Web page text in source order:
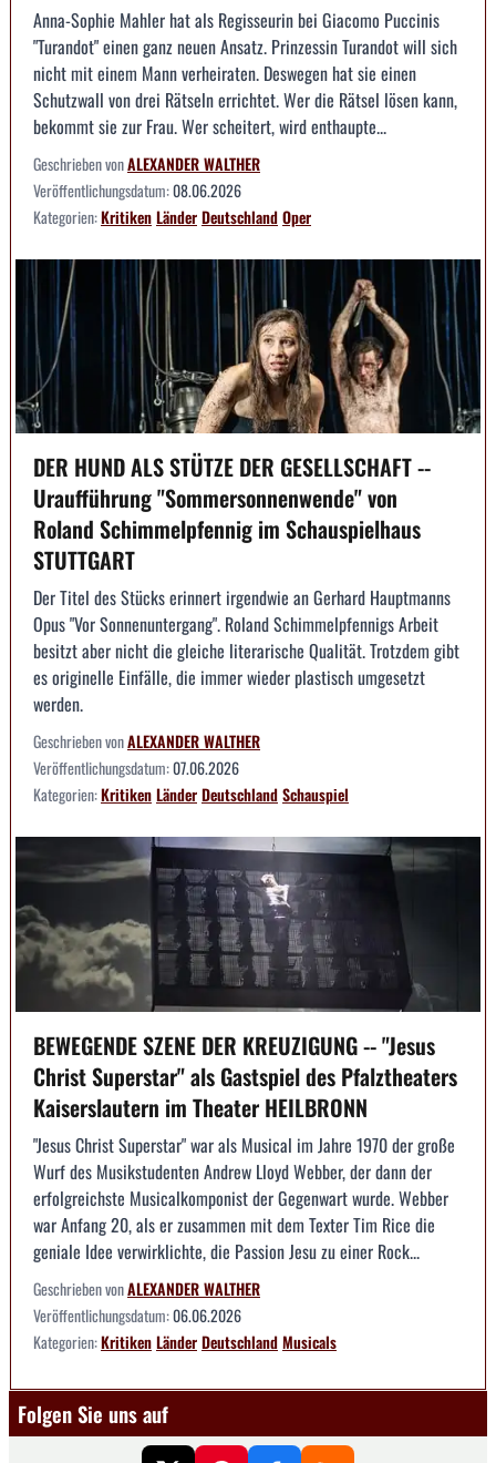
Anna-Sophie Mahler hat als Regisseurin bei Giacomo Puccinis
"Turandot" einen ganz neuen Ansatz. Prinzessin Turandot will sich
nicht mit einem Mann verheiraten. Deswegen hat sie einen
Schutzwall von drei Rätseln errichtet. Wer die Rätsel lösen kann,
bekommt sie zur Frau. Wer scheitert, wird enthaupte...
Geschrieben vonALEXANDER WALTHER
Veröffentlichungsdatum:08.06.2026
Kategorien:KritikenLänderDeutschlandOper
DER HUND ALS STÜTZE DER GESELLSCHAFT --
Uraufführung "Sommersonnenwende" von
Roland Schimmelpfennig im Schauspielhaus
STUTTGART
Der Titel des Stücks erinnert irgendwie an Gerhard Hauptmanns
Opus "Vor Sonnenuntergang". Roland Schimmelpfennigs Arbeit
besitzt aber nicht die gleiche literarische Qualität. Trotzdem gibt
es originelle Einfälle, die immer wieder plastisch umgesetzt
werden.
Geschrieben vonALEXANDER WALTHER
Veröffentlichungsdatum:07.06.2026
Kategorien:KritikenLänderDeutschlandSchauspiel
BEWEGENDE SZENE DER KREUZIGUNG -- "Jesus
Christ Superstar" als Gastspiel des Pfalztheaters
Kaiserslautern im Theater HEILBRONN
"Jesus Christ Superstar" war als Musical im Jahre 1970 der große
Wurf des Musikstudenten Andrew Lloyd Webber, der dann der
erfolgreichste Musicalkomponist der Gegenwart wurde. Webber
war Anfang 20, als er zusammen mit dem Texter Tim Rice die
geniale Idee verwirklichte, die Passion Jesu zu einer Rock...
Geschrieben vonALEXANDER WALTHER
Veröffentlichungsdatum:06.06.2026
Kategorien:KritikenLänderDeutschlandMusicals
Folgen Sie uns auf